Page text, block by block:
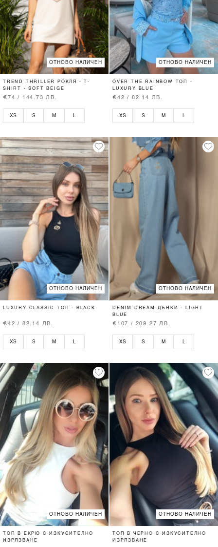
ОТНОВО НАЛИЧЕН
TREND THRILLER РОКЛЯ - T-
SHIRT - SOFT BEIGE
€74 / 144.73 ЛВ.
XS S M L
ОТНОВО НАЛИЧЕН
OVER THE RAINBOW ТОП -
LUXURY BLUE
€42 / 82.14 ЛВ.
XS S M L
ОТНОВО НАЛИЧЕН
LUXURY CLASSIC ТОП - BLACK
€42 / 82.14 ЛВ.
XS S M
ОТНОВО НАЛИЧЕН
DENIM DREAM ДЪНКИ - LIGHT
BLUE
€107 / 209.27 ЛВ.
XS S M
ОТНОВО НАЛИЧЕН
ТОП В ЕКРЮ С ИЗКУСИТЕЛНО
ИЗРЯЗВАНЕ
ОТНОВО НАЛИЧЕН
ТОП В ЧЕРНО С ИЗКУСИТЕЛНО
ИЗРЯЗВАНЕ